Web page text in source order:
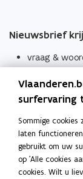
Nieuwsbrief
vraag &
Schrijf je in
Thema's
Taaladviezen
Spellingregels
surfervaring
Sommige
laten
gebruikt om uw
op 'Alle cookies
cookies. Wilt u